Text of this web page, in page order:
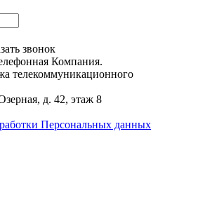
звонок
Компания.
телекоммуникационного
д. 42, этаж 8
Персональных данных